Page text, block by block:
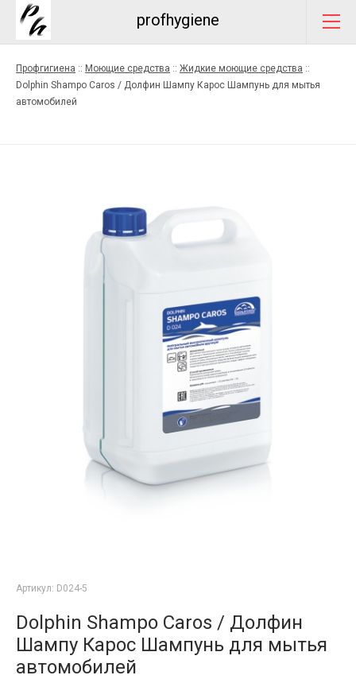
profhygiene
Профгигиена :: Моющие средства :: Жидкие моющие средства ::
Dolphin Shampo Caros / Долфин Шампу Карос Шампунь для мытья
автомобилей
Артикул: D024-5
Dolphin Shampo Caros / Долфин
Шампу Карос Шампунь для мытья
автомобилей